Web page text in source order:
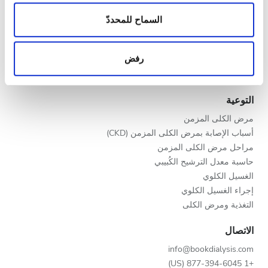
الزيارات الواردة إلينا. إضافةً إلى ذلك، فنحن نشارك
المعلومات حول استخدامك لموقعنا مع شركائنا من الشبكات
إضافة هذه المعلومات إلى معلومات أخرى تقدمها لهم أو
معلومات أخرى يحصلون عليها من استخدامك لخدماتهم.
السماح للمحددّ
رفض
المساء
التقييم
جيد
جيد جدًا
ممتاز
مقدمو خدمات الرعاية الصحية
سجّل عيادتك
شركاء
التوعية
مرض الكلى المزمن
أسباب الإصابة بمرض الكلى المزمن (CKD)
مراحل مرض الكلى المزمن
حاسبة معدل الترشيح الكُبيبي
الغسيل الكلوي
إجراء الغسيل الكلوي
التغذية ومرض الكلى
الاتصال
info@bookdialysis.com
+1 877-394-6045 (US)